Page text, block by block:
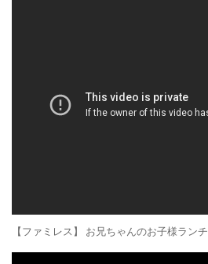
【ファミレス】 お兄ちゃんのお子様ランチ